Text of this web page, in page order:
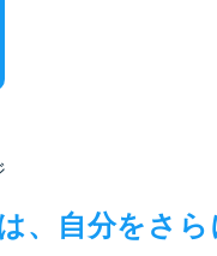
、自分をさら